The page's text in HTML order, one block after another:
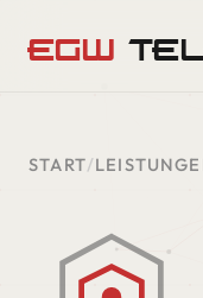
EGW
START/